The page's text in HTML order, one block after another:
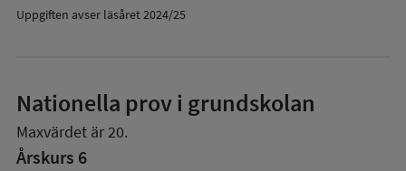
Uppgiften avser läsåret 2024/25
Nationella prov i grundskolan
Maxvärdet är 20.
Årskurs 6